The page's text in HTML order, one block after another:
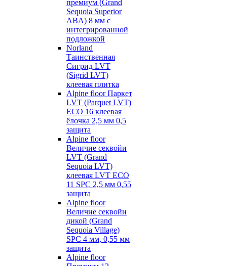
премиум (Grand
Sequoia Superior
ABA) 8 мм с
интегрированной
подложкой
Norland
Таинственная
Сигрид LVT
(Sigrid LVT)
клеевая плитка
Alpine floor Паркет
LVT (Parquet LVT)
ECO 16 клеевая
ёлочка 2,5 мм 0,5
защита
Alpine floor
Величие секвойи
LVT (Grand
Sequoia LVT)
клеевая LVT ECO
11 SPC 2,5 мм 0,55
защита
Alpine floor
Величие секвойи
дикой (Grand
Sequoia Village)
SPC 4 мм, 0,55 мм
защита
Alpine floor